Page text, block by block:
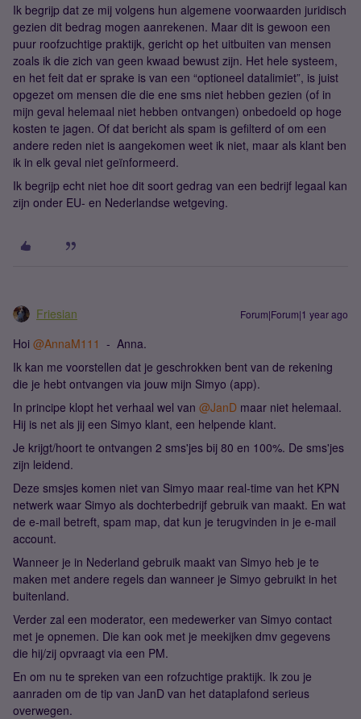
Ik begrijp dat ze mij volgens hun algemene voorwaarden juridisch
gezien dit bedrag mogen aanrekenen. Maar dit is gewoon een
puur roofzuchtige praktijk, gericht op het uitbuiten van mensen
zoals ik die zich van geen kwaad bewust zijn. Het hele systeem,
en het feit dat er sprake is van een “optioneel datalimiet”, is juist
opgezet om mensen die die ene sms niet hebben gezien (of in
mijn geval helemaal niet hebben ontvangen) onbedoeld op hoge
kosten te jagen. Of dat bericht als spam is gefilterd of om een
andere reden niet is aangekomen weet ik niet, maar als klant ben
ik in elk geval niet geïnformeerd.
Ik begrijp echt niet hoe dit soort gedrag van een bedrijf legaal kan
zijn onder EU- en Nederlandse wetgeving.
Friesian Forum|Forum|1 year ago
Hoi ​ @AnnaM111 - Anna.
Ik kan me voorstellen dat je geschrokken bent van de rekening
die je hebt ontvangen via jouw mijn Simyo (app).
In principe klopt het verhaal wel van ​ @JanD maar niet helemaal.
Hij is net als jij een Simyo klant, een helpende klant.
Je krijgt/hoort te ontvangen 2 sms'jes bij 80 en 100%. De sms'jes
zijn leidend.
Deze smsjes komen niet van Simyo maar real-time van het KPN
netwerk waar Simyo als dochterbedrijf gebruik van maakt. En wat
de e-mail betreft, spam map, dat kun je terugvinden in je e-mail
account.
Wanneer je in Nederland gebruik maakt van Simyo heb je te
maken met andere regels dan wanneer je Simyo gebruikt in het
buitenland.
Verder zal een moderator, een medewerker van Simyo contact
met je opnemen. Die kan ook met je meekijken dmv gegevens
die hij/zij opvraagt via een PM.
En om nu te spreken van een rofzuchtige praktijk. Ik zou je
aanraden om de tip van JanD van het dataplafond serieus
overwegen.